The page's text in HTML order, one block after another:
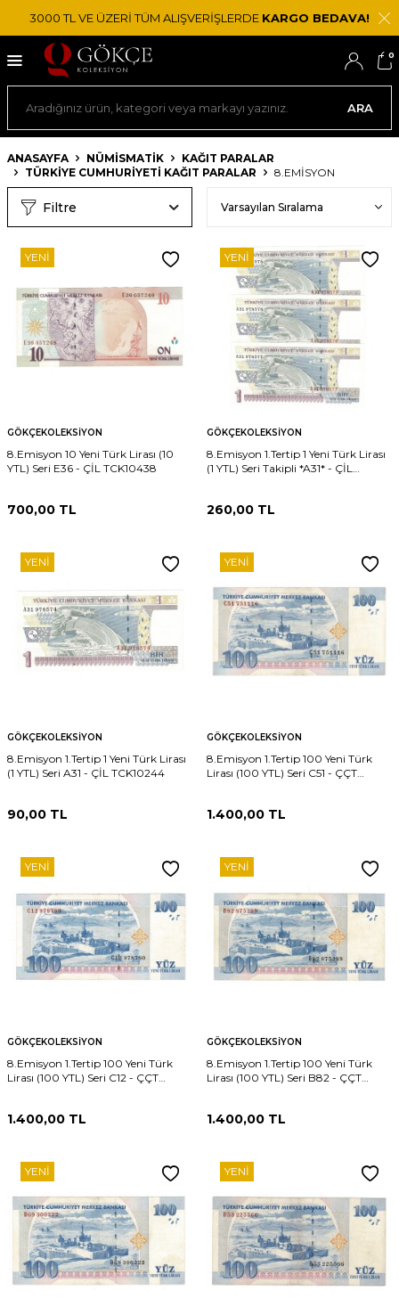
3000 TL VE ÜZERİ TÜM ALIŞVERİŞLERDE KARGO BEDAVA!
ARA
0
ANASAYFA NÜMİSMATİK
KAĞIT PARALAR
TÜRKIYE CUMHURIYETI KAĞIT PARALAR
8.EMISYON
Filtre
YENI
GÖKÇEKOLEKSIYON
8.Emisyon 10 Yeni Türk Lirası (10
YTL) Seri E36 - ÇİL TCK10438
700,00 TL
YENI
GÖKÇEKOLEKSIYON
8.Emisyon 1.Tertip 1 Yeni Türk Lirası
(1 YTL) Seri Takipli *A31* - ÇİL
260,00 TL
YENI
GÖKÇEKOLEKSIYON
8.Emisyon 1.Tertip 1 Yeni Türk Lirası
(1 YTL) Seri A31 - ÇİL TCK10244
90,00 TL
YENI
GÖKÇEKOLEKSIYON
8.Emisyon 1.Tertip 100 Yeni Türk
Lirası (100 YTL) Seri C51 - ÇÇT
1.400,00 TL
YENI
GÖKÇEKOLEKSIYON
8.Emisyon 1.Tertip 100 Yeni Türk
Lirası (100 YTL) Seri C12 - ÇÇT
1.400,00 TL
YENI
GÖKÇEKOLEKSIYON
8.Emisyon 1.Tertip 100 Yeni Türk
Lirası (100 YTL) Seri B82 - ÇÇT
1.400,00 TL
YENI YENI